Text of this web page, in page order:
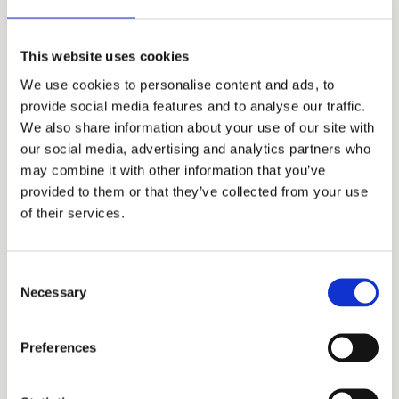
This website uses cookies
We use cookies to personalise content and ads, to
provide social media features and to analyse our traffic.
We also share information about your use of our site with
our social media, advertising and analytics partners who
may combine it with other information that you’ve
provided to them or that they’ve collected from your use
of their services.
Selection
Necessary
Preferences
sofortiger Freischaltung, soweit nicht
eingeräumt wird
Kostenlose digitale Inhalte
Bei kostenlosen digitalen Inhalten, insbesondere
kostenlosen PDFs, E-Books, Audios oder ähnlichen
Downloads, erfolgt die Bereitstellung unmittelbar
nach Anmeldung, Bestellung oder Abruf.
Die urheberrechtlichen Hinweise und
Nutzungsbedingungen bleiben davon unberührt. Eine
der bereitgestellten Datei ist nur erlaubt, wenn dies